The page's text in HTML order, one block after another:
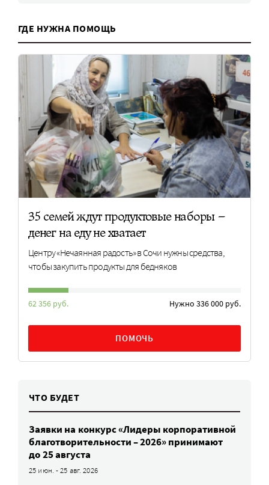
ГДЕ НУЖНА ПОМОЩЬ
35 семей ждут продуктовые наборы –
денег на еду не хватает
Центру «Нечаянная радость» в Сочи нужны средства,
чтобы закупить продукты для бедняков
62 356 руб. Нужно 336 000 руб.
ПОМОЧЬ
ЧТО БУДЕТ
Заявки на конкурс «Лидеры корпоративной
благотворительности – 2026» принимают
до 25 августа
25 июн. - 25 авг. 2026